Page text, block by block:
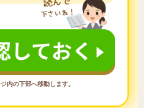
内の下部へ移動します。